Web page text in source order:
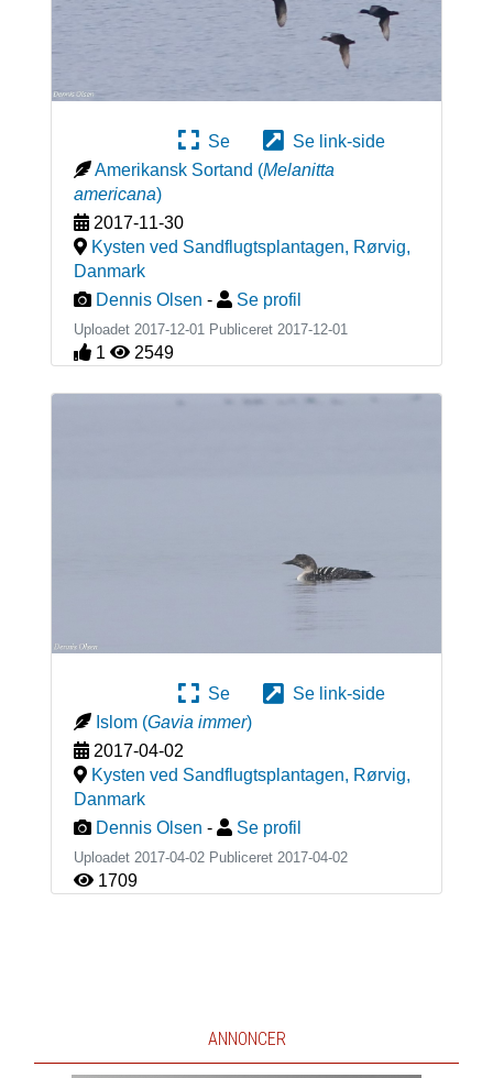
Se
Se link-side
Amerikansk Sortand (Melanitta
americana)
2017-11-30
Kysten ved Sandflugtsplantagen, Rørvig,
Danmark
Dennis Olsen - Se profil
Uploadet 2017-12-01 Publiceret 2017-12-01
1 2549
Se
Se link-side
Islom (Gavia immer)
2017-04-02
Kysten ved Sandflugtsplantagen, Rørvig,
Danmark
Dennis Olsen - Se profil
Uploadet 2017-04-02 Publiceret 2017-04-02
1709
ANNONCER